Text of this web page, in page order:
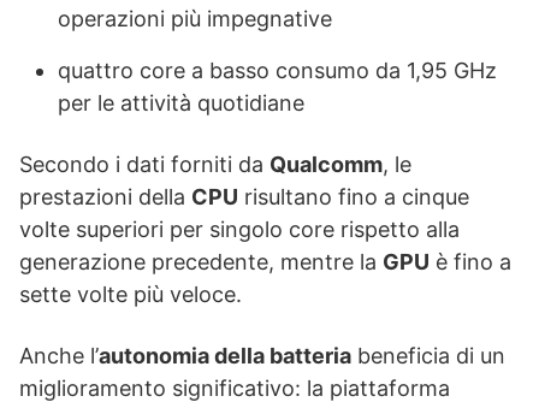
operazioni più impegnative
quattro core a basso consumo da 1,95 GHz
per le attività quotidiane
Secondo i dati forniti da Qualcomm, le
prestazioni della CPU risultano fino a cinque
volte superiori per singolo core rispetto alla
generazione precedente, mentre la GPU è fino a
sette volte più veloce.
Anche l’autonomia della batteria beneficia di un
miglioramento significativo: la piattaforma